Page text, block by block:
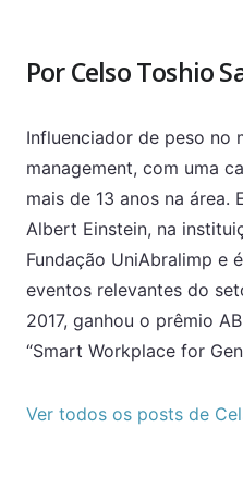
Por Celso Toshio
Influenciador de peso no
management, com uma
mais de 13 anos na área.
Albert Einstein, na
Fundação UniAbralimp e
eventos relevantes do
2017, ganhou o prêmio
“Smart Workplace for
Ver todos os posts de